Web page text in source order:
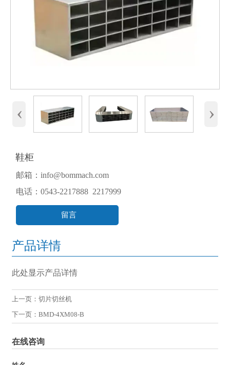
‹ ›
鞋柜
邮箱：info@bommach.com
电话：0543-2217888 2217999
留言
产品详情
此处显示产品详情
上一页： 切片切丝机
下一页： BMD-4XM08-B
在线咨询